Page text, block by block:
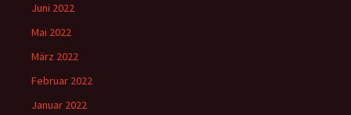
Juni 2022
Mai 2022
März 2022
Februar 2022
Januar 2022